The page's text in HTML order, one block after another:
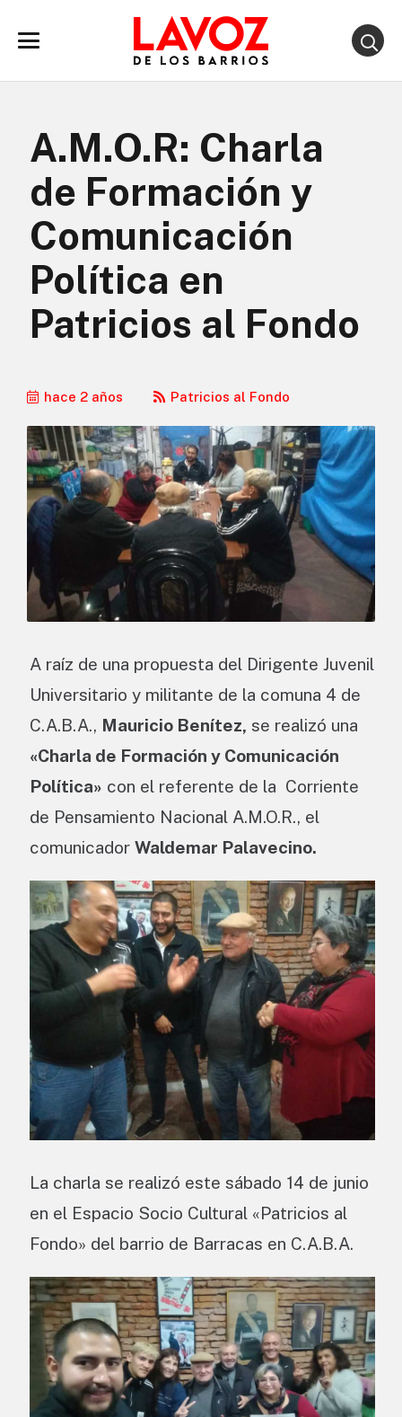
A.M.O.R: Charla
de Formación y
Comunicación
Política en
Patricios al Fondo
hace 2 años Patricios al Fondo
A raíz de una propuesta del Dirigente Juvenil
Universitario y militante de la comuna 4 de
C.A.B.A., Mauricio Benítez, se realizó una
«Charla de Formación y Comunicación
Política» con el referente de la Corriente
de Pensamiento Nacional A.M.O.R., el
comunicador Waldemar Palavecino.
La charla se realizó este sábado 14 de junio
en el Espacio Socio Cultural «Patricios al
Fondo» del barrio de Barracas en C.A.B.A.